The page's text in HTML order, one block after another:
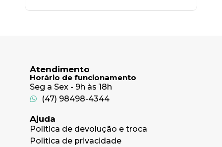
Atendimento
Horário de funcionamento
Seg a Sex - 9h às 18h
(47) 98498-4344
Ajuda
Politica de devolução e troca
Politica de privacidade